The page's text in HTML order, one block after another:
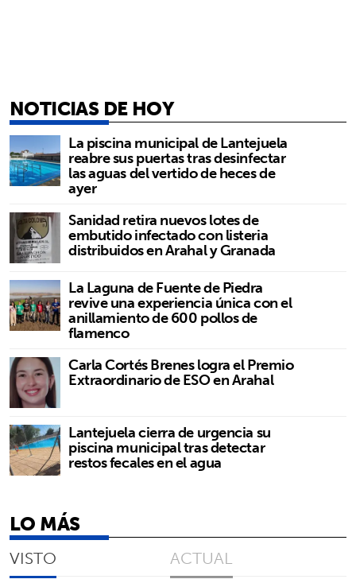
NOTICIAS DE HOY
La piscina municipal de Lantejuela
reabre sus puertas tras desinfectar
las aguas del vertido de heces de
ayer
Sanidad retira nuevos lotes de
embutido infectado con listeria
distribuidos en Arahal y Granada
La Laguna de Fuente de Piedra
revive una experiencia única con el
anillamiento de 600 pollos de
flamenco
Carla Cortés Brenes logra el Premio
Extraordinario de ESO en Arahal
Lantejuela cierra de urgencia su
piscina municipal tras detectar
restos fecales en el agua
LO MÁS
VISTO ACTUAL